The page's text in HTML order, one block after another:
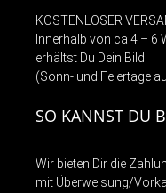
KOSTENLOSER
Innerhalb von ca 4 – 6
erhältst Du Dein Bild.
(Sonn- und Feiertage
SO KANNST DU
Wir bieten Dir die
mit Überweisung/